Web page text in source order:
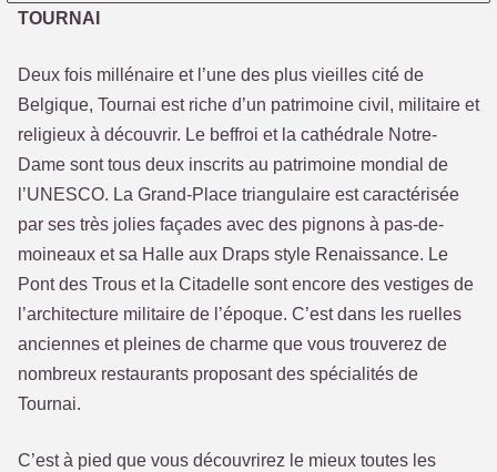
TOURNAI
Deux fois millénaire et l’une des plus vieilles cité de
Belgique, Tournai est riche d’un patrimoine civil, militaire et
religieux à découvrir. Le beffroi et la cathédrale Notre-
Dame sont tous deux inscrits au patrimoine mondial de
l’UNESCO. La Grand-Place triangulaire est caractérisée
par ses très jolies façades avec des pignons à pas-de-
moineaux et sa Halle aux Draps style Renaissance. Le
Pont des Trous et la Citadelle sont encore des vestiges de
l’architecture militaire de l’époque. C’est dans les ruelles
anciennes et pleines de charme que vous trouverez de
nombreux restaurants proposant des spécialités de
Tournai.
C’est à pied que vous découvrirez le mieux toutes les